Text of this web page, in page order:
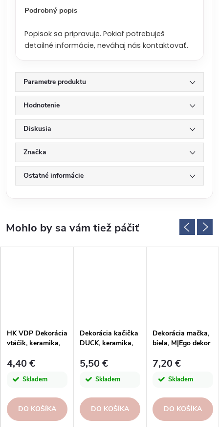
Podrobný popis
Popisok sa pripravuje. Pokiaľ potrebuješ
detailné informácie, neváhaj nás kontaktovať.
Parametre produktu
Hodnotenie
Diskusia
Značka
Ostatné informácie
HK VDP Dekorácia
vtáčik, keramika,
2 typy
4,40 €
Skladem
DO KOŠÍKA
Dekorácia kačička
DUCK, keramika,
ks
5,50 €
Skladem
DO KOŠÍKA
Dekorácia mačka,
biela, M|Ego dekor
7,20 €
Skladem
DO KOŠÍKA